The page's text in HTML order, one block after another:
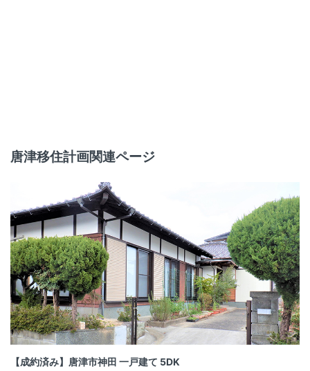
唐津移住計画関連ページ
【成約済み】唐津市神田 一戸建て 5DK